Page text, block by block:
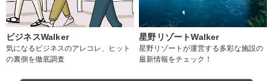
ビジネスWalker
気になるビジネスのアレコレ、ヒット
の裏側を徹底調査
星野リゾートWalker
星野リゾートが運営する多彩な施設の
最新情報をチェック！